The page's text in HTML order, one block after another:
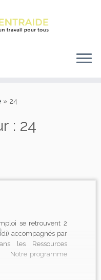
» 24
: 24
se retrouvent 2
accompagnés par
les Ressources
Notre programme